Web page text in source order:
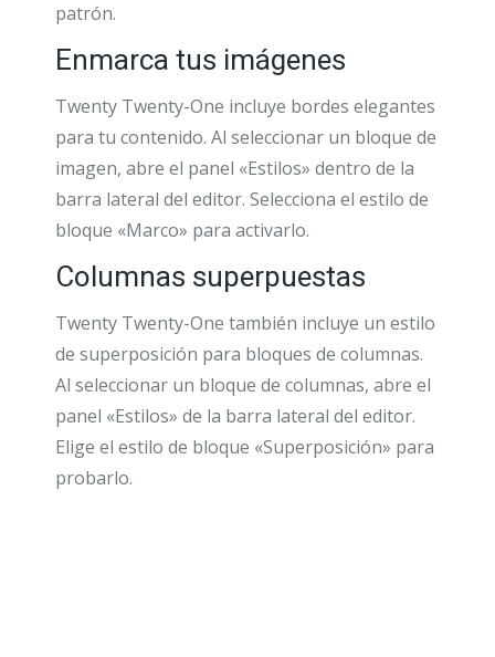
patrón.
Enmarca tus imágenes
Twenty Twenty-One incluye bordes elegantes
para tu contenido. Al seleccionar un bloque de
imagen, abre el panel «Estilos» dentro de la
barra lateral del editor. Selecciona el estilo de
bloque «Marco» para activarlo.
Columnas superpuestas
Twenty Twenty-One también incluye un estilo
de superposición para bloques de columnas.
Al seleccionar un bloque de columnas, abre el
panel «Estilos» de la barra lateral del editor.
Elige el estilo de bloque «Superposición» para
probarlo.